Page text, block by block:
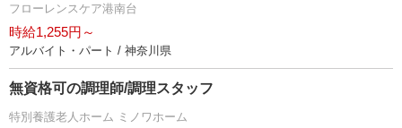
フローレンスケア港南台
時給1,255円～
アルバイト・パート / 神奈川県
無資格可の調理師/調理スタッフ
特別養護老人ホーム ミノワホーム